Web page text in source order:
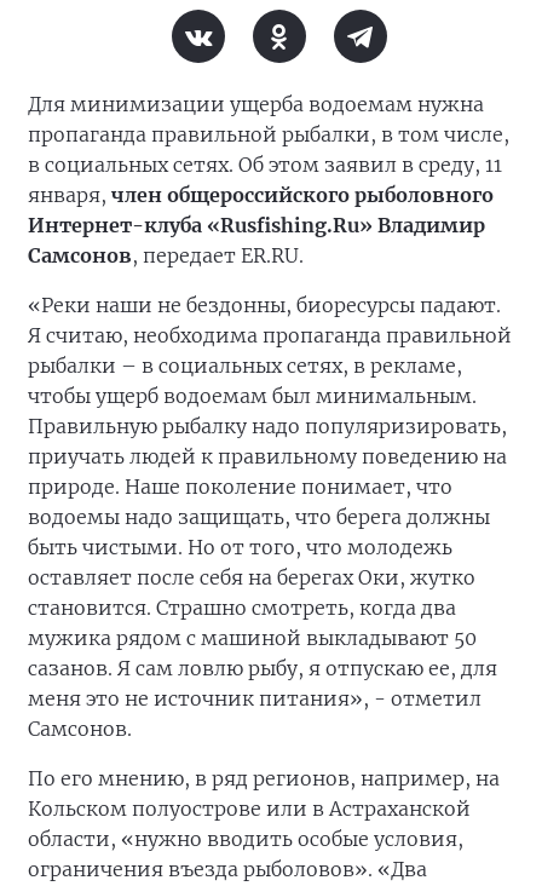
Для минимизации ущерба водоемам нужна
пропаганда правильной рыбалки, в том числе,
в социальных сетях. Об этом заявил в среду, 11
января, член общероссийского рыболовного
Интернет-клуба «Rusfishing.Ru» Владимир
Самсонов, передает ER.RU.
«Реки наши не бездонны, биоресурсы падают.
Я считаю, необходима пропаганда правильной
рыбалки – в социальных сетях, в рекламе,
чтобы ущерб водоемам был минимальным.
Правильную рыбалку надо популяризировать,
приучать людей к правильному поведению на
природе. Наше поколение понимает, что
водоемы надо защищать, что берега должны
быть чистыми. Но от того, что молодежь
оставляет после себя на берегах Оки, жутко
становится. Страшно смотреть, когда два
мужика рядом с машиной выкладывают 50
сазанов. Я сам ловлю рыбу, я отпускаю ее, для
меня это не источник питания», - отметил
Самсонов.
По его мнению, в ряд регионов, например, на
Кольском полуострове или в Астраханской
области, «нужно вводить особые условия,
ограничения въезда рыболовов». «Два